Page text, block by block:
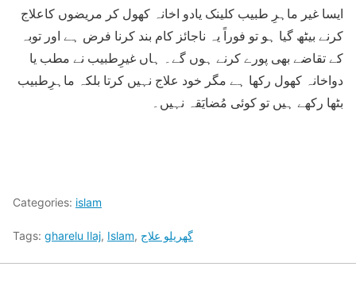
ایسا غیر ماہرِ طبیب کلینک یادو اخانہ کھول کر مریضوں کاعلاج
کرنے بیٹھ گیا ہو تو فوراً یہ ناجائز کام بند کرنا فرض ہے اور توبہ
کے تقاضے بھی پورے کرنے ہوں گے۔ ہاں غیرِطبیب نے مطب یا
دواخانہ کھول رکھا ہے مگر خود علاج نہیں کرتا بلکہ ماہرِطبیب
بٹھا رکھے ہیں تو کوئی مُضایَقہ نہیں۔
Categories: islam
Tags: gharelu Ilaj, Islam, گھریلو علاج